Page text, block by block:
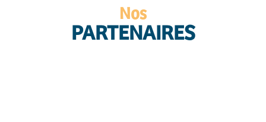
Nos
PARTENAIRES